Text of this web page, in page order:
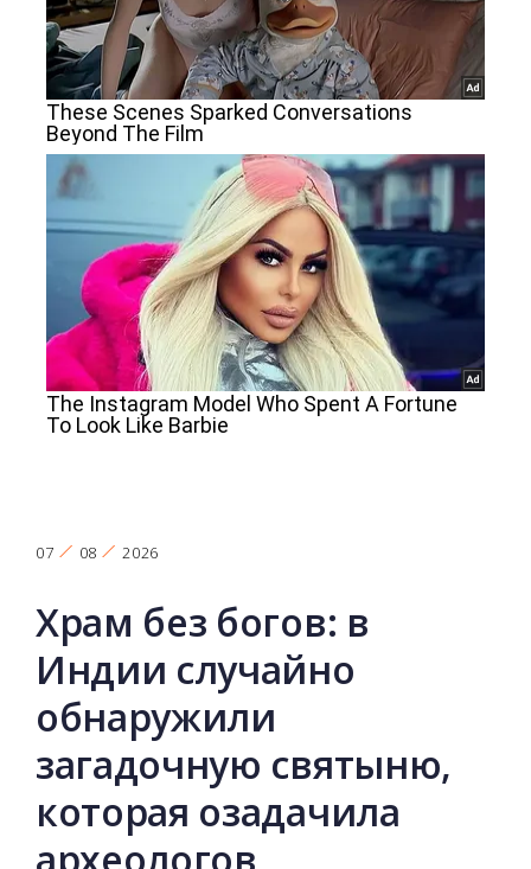
07 08 2026
Храм без богов: в
Индии случайно
обнаружили
загадочную святыню,
которая озадачила